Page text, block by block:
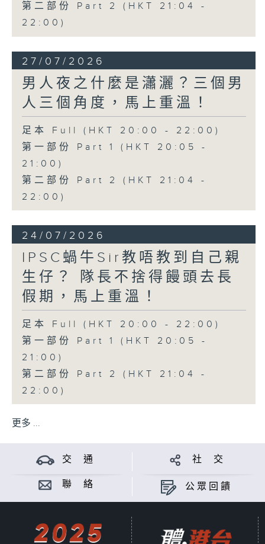
第二部份 Part 2 (HKT 21:04 -
22:00)
27/07/2026
男人夜之什麼是瀟灑？三個男
人三個角度，馬上重溫！
足本 Full (HKT 20:00 - 22:00)
第一部份 Part 1 (HKT 20:05 -
21:00)
第二部份 Part 2 (HKT 21:04 -
22:00)
24/07/2026
IPSC蝸牛Sir教唔教到自己親
生仔？ 隊長不捨得饅頭去長
假期，馬上重溫！
足本 Full (HKT 20:00 - 22:00)
第一部份 Part 1 (HKT 20:05 -
21:00)
第二部份 Part 2 (HKT 21:04 -
22:00)
更多 ...
交 通 社 交
聯 絡 公眾回饋